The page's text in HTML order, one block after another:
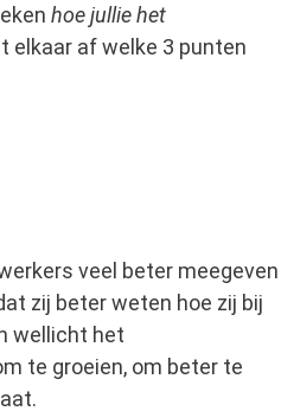
hoe jullie het
elkaar af welke 3 punten
veel beter meegeven
zij beter weten hoe zij bij
wellicht het
te groeien, om beter te